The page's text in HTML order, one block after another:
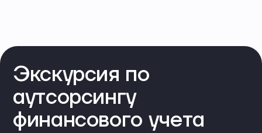
Экскурсия по
аутсорсингу
финансового учета